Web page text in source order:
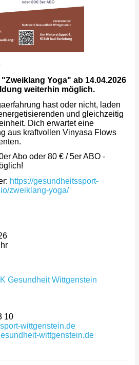
Yoga" ab 14.04.2026
weiterhin möglich.
hast oder nicht, laden
und gleichzeitig
Dich erwartet eine
aus kraftvollen Vinyasa Flows
Abo oder 80 € / 5er ABO -
https://gesundheitssport-
zweiklang-yoga/
Gesundheit Wittgenstein
10
wittgenstein.de
wittgenstein.de